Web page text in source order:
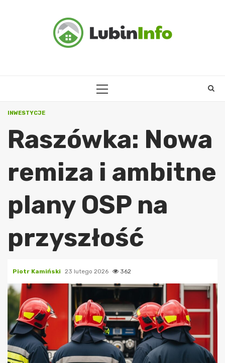
PRIMARY
INWESTYCJE
Raszówka: Nowa
remiza i ambitne
plany OSP na
przyszłość
Piotr Kamiński 23 lutego 2026 362